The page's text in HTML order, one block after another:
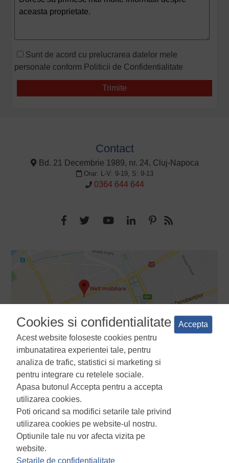
Sunt de acord cu prelucrarea datelor mele
personale conform Politicii de Confidentialitate
Contact
Bd. 21 Decembrie 1989, nr. 24, Cluj-Napoca
Orar: L-V: 9-19, S: 9-13
0364 644 644
Termeni si conditii Politica de confidentialitate
utilizare a cookie-urilor
Cookies si confidentialitate
Acest website foloseste cookies pentru
imbunatatirea experientei tale, pentru
analiza de trafic, statistici si marketing si
pentru integrare cu retelele sociale.
Apasa butonul Accepta pentru a accepta
utilizarea cookies.
Poti oricand sa modifici setarile tale privind
utilizarea cookies pe website-ul nostru.
Optiunile tale nu vor afecta vizita pe
website.
Setarile de confidentialitate
Accepta